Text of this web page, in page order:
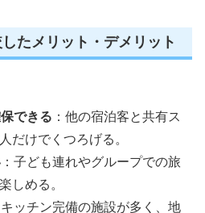
たメリット・デメリット
できる ：他の宿泊客と共有ス
だけでくつろげる。
：子ども連れやグループでの旅
しめる。
ッチン完備の施設が多く、地